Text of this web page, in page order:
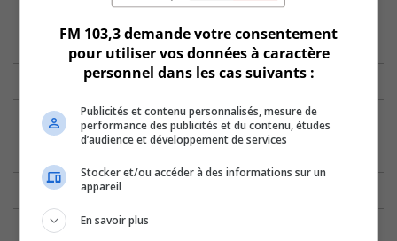
FM 103,3 demande votre consentement
pour utiliser vos données à caractère
personnel dans les cas suivants :
Publicités et contenu personnalisés, mesure de
performance des publicités et du contenu, études
d’audience et développement de services
Stocker et/ou accéder à des informations sur un
appareil
En savoir plus